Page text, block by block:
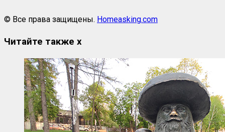
© Все права защищены. Homeasking.com
Читайте также x